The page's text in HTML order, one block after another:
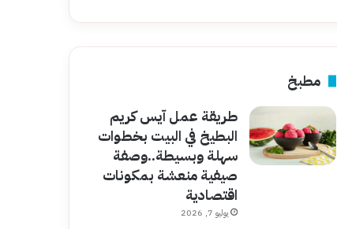
مطبخ
طريقة عمل آيس كريم
البطيخ في البيت بخطوات
سهلة وبسيطة..وصفة
صيفية منعشة بمكونات
اقتصادية
يوليو 7, 2026